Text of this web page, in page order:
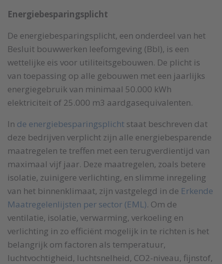
Energiebesparingsplicht
De energiebesparingsplicht, een onderdeel van het
Besluit bouwwerken leefomgeving (Bbl), is een
wettelijke eis voor utiliteitsgebouwen. De plicht is
van toepassing op alle gebouwen met een jaarlijks
energiegebruik van minimaal 50.000 kWh
elektriciteit of 25.000 m3 aardgasequivalenten.
In de energiebesparingsplicht staat beschreven dat
deze bedrijven verplicht zijn alle energiebesparende
maatregelen te treffen met een terugverdientijd van
maximaal vijf jaar. Deze maatregelen, zoals betere
isolatie, zuinigere verlichting, en slimme inregeling
van het binnenklimaat, zijn vastgelegd in de Erkende
Maatregelenlijsten per sector (EML). Om de
ventilatie, isolatie, verwarming, verkoeling en
verlichting in zo efficiënt mogelijk in te richten is het
belangrijk om factoren als temperatuur,
luchtvochtigheid, luchtsnelheid, CO2-niveau, fijnstof,